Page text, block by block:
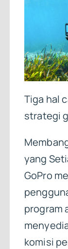
Tiga hal
strategi
yang
GoPro
program
komisi